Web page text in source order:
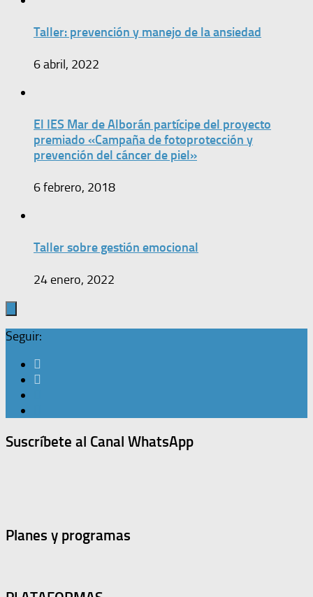
Taller: prevención y manejo de la ansiedad
6 abril, 2022
El IES Mar de Alborán partícipe del proyecto
premiado «Campaña de fotoprotección y
prevención del cáncer de piel»
6 febrero, 2018
Taller sobre gestión emocional
24 enero, 2022
Seguir:
Suscríbete al Canal WhatsApp
Planes y programas